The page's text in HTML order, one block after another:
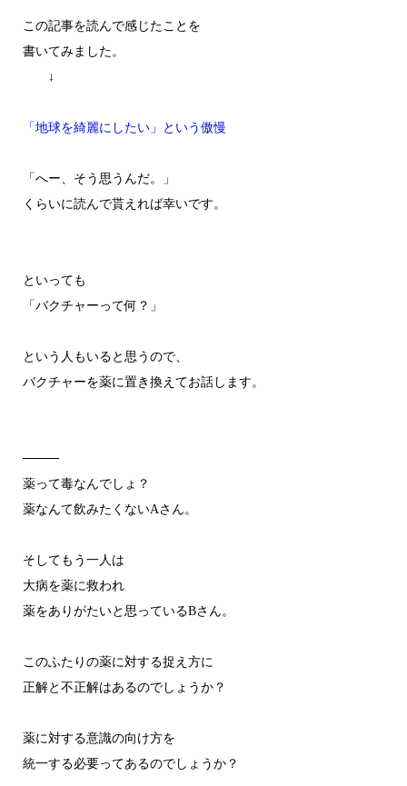
この記事を読んで感じたことを
書いてみました。
↓
「地球を綺麗にしたい」という傲慢
「へー、そう思うんだ。」
くらいに読んで貰えれば幸いです。
といっても
「バクチャーって何？」
という人もいると思うので、
バクチャーを薬に置き換えてお話します。
────
薬って毒なんでしょ？
薬なんて飲みたくないAさん。
そしてもう一人は
大病を薬に救われ
薬をありがたいと思っているBさん。
このふたりの薬に対する捉え方に
正解と不正解はあるのでしょうか？
薬に対する意識の向け方を
統一する必要ってあるのでしょうか？